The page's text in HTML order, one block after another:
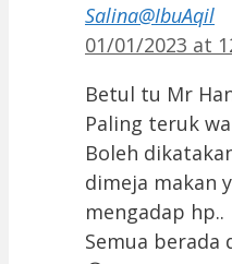
Salina@IbuAqil
01/01/2023 at
Betul tu Mr
Paling teruk
Boleh
dimeja makan
mengadap hp..
Semua berada